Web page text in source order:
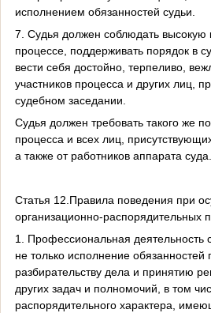
исполнением обязанностей судьи.
7. Судья должен соблюдать высокую
процессе, поддерживать порядок в
вести себя достойно, терпеливо,
участников процесса и других лиц,
судебном заседании.
Судья должен требовать такого же
процесса и всех лиц,
а также от работников аппарата суда.
Статья 12.Правила поведения при
организационно-распорядительных
1. Профессиональная деятельность
не только исполнение обязанностей
разбирательству дела и принятию
других задач и полномочий, в том
распорядительного характера,